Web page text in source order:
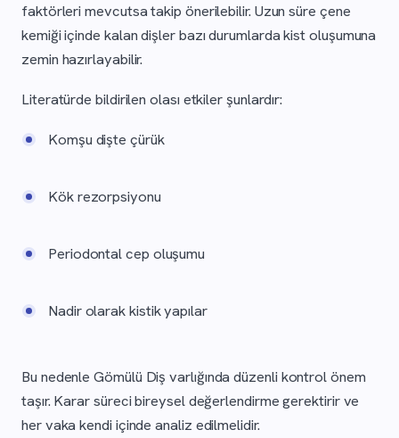
faktörleri mevcutsa takip önerilebilir. Uzun süre çene
kemiği içinde kalan dişler bazı durumlarda kist oluşumuna
zemin hazırlayabilir.
Literatürde bildirilen olası etkiler şunlardır:
Komşu dişte çürük
Kök rezorpsiyonu
Periodontal cep oluşumu
Nadir olarak kistik yapılar
Bu nedenle Gömülü Diş varlığında düzenli kontrol önem
taşır. Karar süreci bireysel değerlendirme gerektirir ve
her vaka kendi içinde analiz edilmelidir.